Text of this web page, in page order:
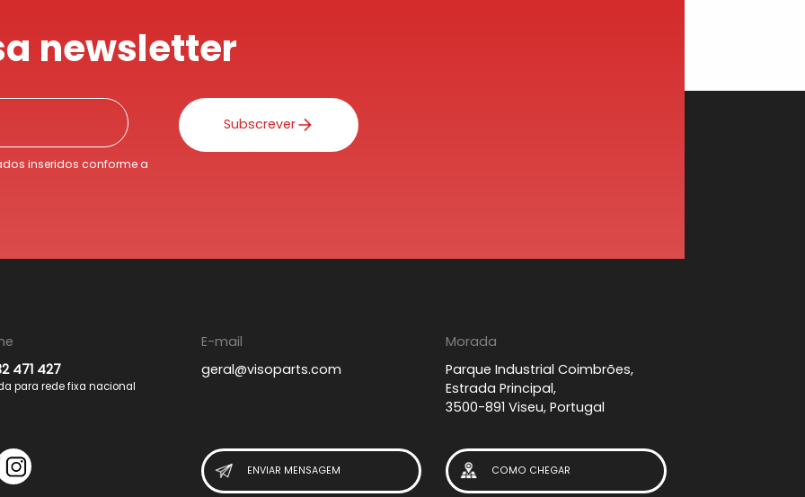
newsletter
inseridos conforme a
Subscrever
471 427
para rede fixa nacional
E-mail
geral@visoparts.com
Morada
Parque Industrial Coimbrões,
Estrada Principal,
3500-891 Viseu, Portugal
ENVIAR MENSAGEM COMO CHEGAR